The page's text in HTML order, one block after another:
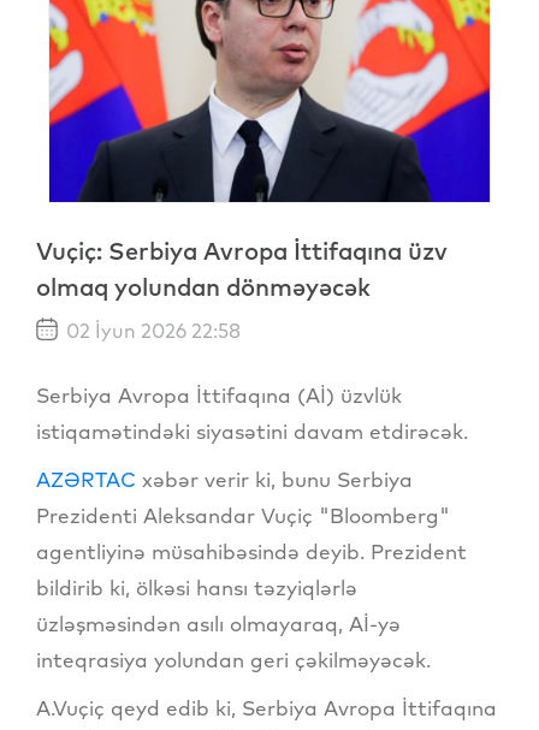
Vuçiç: Serbiya Avropa İttifaqına üzv
olmaq yolundan dönməyəcək
02 İyun 2026 22:58
Serbiya Avropa İttifaqına (Aİ) üzvlük
istiqamətindəki siyasətini davam etdirəcək.
AZƏRTAC xəbər verir ki, bunu Serbiya
Prezidenti Aleksandar Vuçiç "Bloomberg"
agentliyinə müsahibəsində deyib. Prezident
bildirib ki, ölkəsi hansı təzyiqlərlə
üzləşməsindən asılı olmayaraq, Aİ-yə
inteqrasiya yolundan geri çəkilməyəcək.
A.Vuçiç qeyd edib ki, Serbiya Avropa İttifaqına